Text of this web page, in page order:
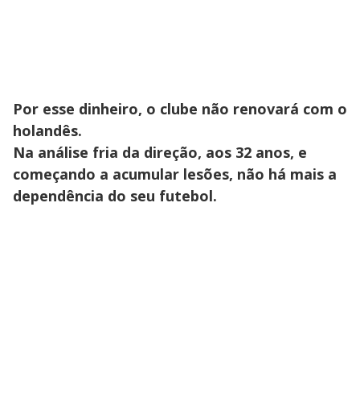
Por esse dinheiro, o clube não renovará com o
holandês.
Na análise fria da direção, aos 32 anos, e
começando a acumular lesões, não há mais a
dependência do seu futebol.